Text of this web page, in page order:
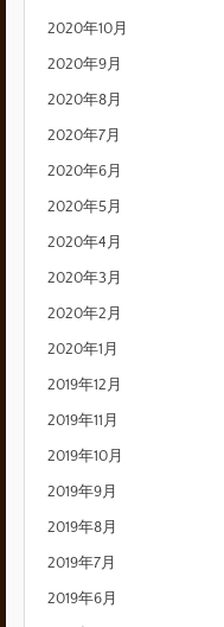
2020年10月
2020年9月
2020年8月
2020年7月
2020年6月
2020年5月
2020年4月
2020年3月
2020年2月
2020年1月
2019年12月
2019年11月
2019年10月
2019年9月
2019年8月
2019年7月
2019年6月